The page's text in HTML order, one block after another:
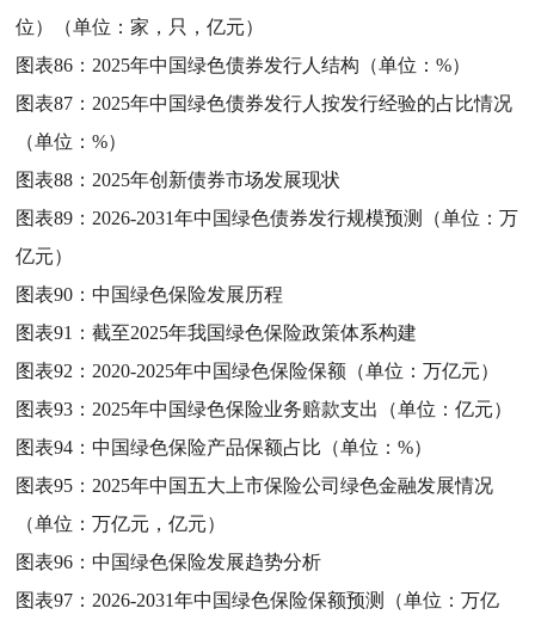
位）（单位：家，只，亿元）
图表86： 2025年中国绿色债券发行人结构（单位：%）
图表87： 2025年中国绿色债券发行人按发行经验的占比情况
（单位：%）
图表88： 2025年创新债券市场发展现状
图表89： 2026-2031年中国绿色债券发行规模预测（单位：万
亿元）
图表90：中国绿色保险发展历程
图表91：截至2025年我国绿色保险政策体系构建
图表92： 2020-2025年中国绿色保险保额（单位：万亿元）
图表93： 2025年中国绿色保险业务赔款支出（单位：亿元）
图表94：中国绿色保险产品保额占比（单位：%）
图表95： 2025年中国五大上市保险公司绿色金融发展情况
（单位：万亿元，亿元）
图表96：中国绿色保险发展趋势分析
图表97： 2026-2031年中国绿色保险保额预测（单位：万亿